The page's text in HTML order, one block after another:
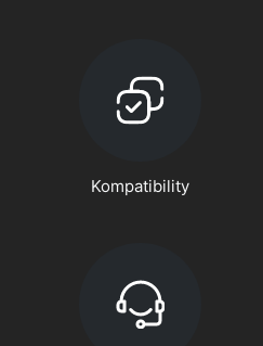
Kompatibility